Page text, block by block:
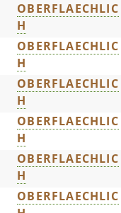
OBERFLAECHLIC
H
OBERFLAECHLIC
H
OBERFLAECHLIC
H
OBERFLAECHLIC
H
OBERFLAECHLIC
H
OBERFLAECHLIC